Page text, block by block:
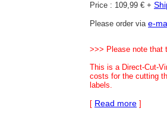
Price : 109,99 € +
Please order via e-
>>> Please note that
This is a Direct-Cut-
costs for the cutting
labels.
[ Read more ]